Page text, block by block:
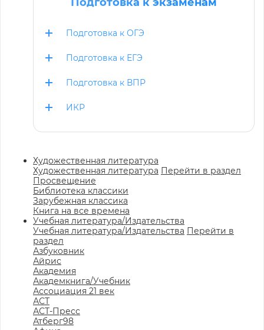
Подготовка к ОГЭ
Подготовка к ЕГЭ
Подготовка к ВПР
ИКР
Художественная литература
Художественная литература Перейти в раздел
Просвещение
Библиотека классики
Зарубежная классика
Книга на все времена
Учебная литература/Издательства
Учебная литература/Издательства Перейти в
раздел
Азбуковник
Айрис
Академия
Академкнига/Учебник
Ассоциация 21 век
АСТ
АСТ-Пресс
Атберг98